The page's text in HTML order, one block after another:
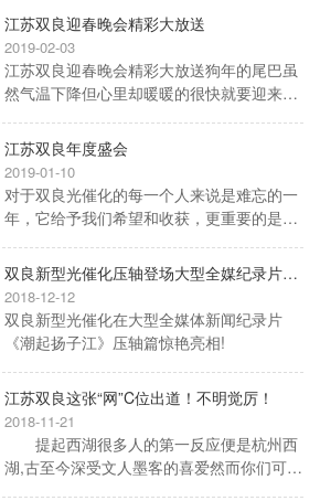
地迎来开工第一天，以饱满的工作热情共筑
新未来!
江苏双良迎春晚会精彩大放送
2019-02-03
江苏双良迎春晚会精彩大放送狗年的尾巴虽
然气温下降但心里却暖暖的很快就要迎来新
江苏双良年度盛会
2019-01-10
对于双良光催化的每一个人来说是难忘的一
年，它给予我们希望和收获，更重要的是给
双良光催化2018年度总结表彰大会在江阴国
际大酒店隆重召开，170多位双良光催化人
齐聚一堂，总结2018工作，布局2019新思
路、新行动，以高昂的斗志开启2019新篇
章!
双良新型光催化压轴登场大型全媒纪录片《潮起扬子江》
2018-12-12
双良新型光催化在大型全媒体新闻纪录片
《潮起扬子江》压轴篇惊艳亮相!
江苏双良这张“网”C位出道！不明觉厉！
2018-11-21
提起西湖很多人的第一反应便是杭州西
湖,古至今深受文人墨客的喜爱然而你们可能